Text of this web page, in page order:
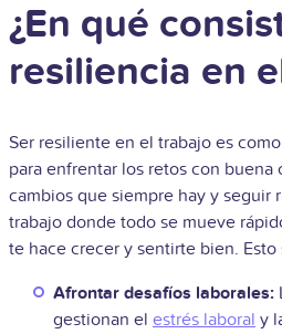
¿En qué
resiliencia en
Ser resiliente en el trabajo es
para enfrentar los retos con buena
cambios que siempre hay y seguir
trabajo donde todo se mueve
te hace crecer y sentirte bien. Esto
Afrontar desafíos laborales:
gestionan el estrés laboral y